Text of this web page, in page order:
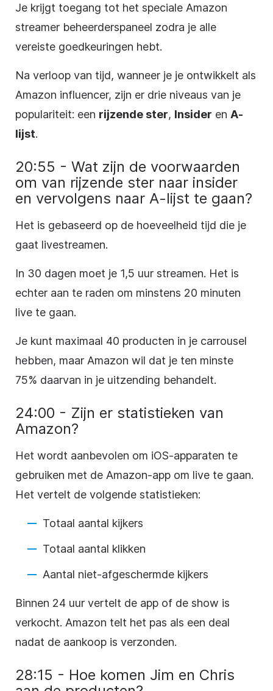
Je krijgt toegang tot het speciale Amazon
streamer beheerderspaneel zodra je alle
vereiste goedkeuringen hebt.
Na verloop van tijd, wanneer je je ontwikkelt als
Amazon influencer, zijn er drie niveaus van je
populariteit: een rijzende ster, Insider en A-
lijst.
20:55 - Wat zijn de voorwaarden
om van rijzende ster naar insider
en vervolgens naar A-lijst te gaan?
Het is gebaseerd op de hoeveelheid tijd die je
gaat livestreamen.
In 30 dagen moet je 1,5 uur streamen. Het is
echter aan te raden om minstens 20 minuten
live te gaan.
Je kunt maximaal 40 producten in je carrousel
hebben, maar Amazon wil dat je ten minste
75% daarvan in je uitzending behandelt.
24:00 - Zijn er statistieken van
Amazon?
Het wordt aanbevolen om iOS-apparaten te
gebruiken met de Amazon-app om live te gaan.
Het vertelt de volgende statistieken:
Totaal aantal kijkers
Totaal aantal klikken
Aantal niet-afgeschermde kijkers
Binnen 24 uur vertelt de app of de show is
verkocht. Amazon telt het pas als een deal
nadat de aankoop is verzonden.
28:15 - Hoe komen Jim en Chris